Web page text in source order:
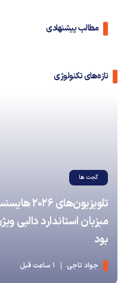
مطالب پیشنهادی
تازه‌های تکنولوژی
گجت ها
تلویزیون‌های
بود
جواد تاجی 1 ساعت قبل